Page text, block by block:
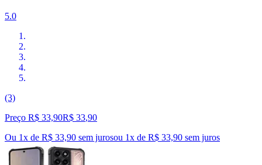
5.0
(3)
Preço R$ 33,90R$ 33,90
Ou 1x de R$ 33,90 sem jurosou 1x de R$ 33,90 sem juros